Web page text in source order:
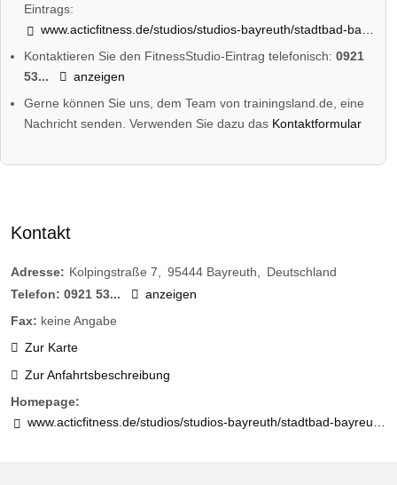
Eintrags:
www.acticfitness.de/studios/studios-bayreuth/stadtbad-bayreuth/
Kontaktieren Sie den FitnessStudio-Eintrag telefonisch:0921
53...
anzeigen
Gerne können Sie uns, dem Team von trainingsland.de, eine
Nachricht senden. Verwenden Sie dazu das Kontaktformular
Kontakt
Adresse: Kolpingstraße 7 95444 Bayreuth
Deutschland
Telefon: 0921 53...
anzeigen
Fax: keine Angabe
Zur Karte
Zur Anfahrtsbeschreibung
Homepage:
www.acticfitness.de/studios/studios-bayreuth/stadtbad-bayreuth/